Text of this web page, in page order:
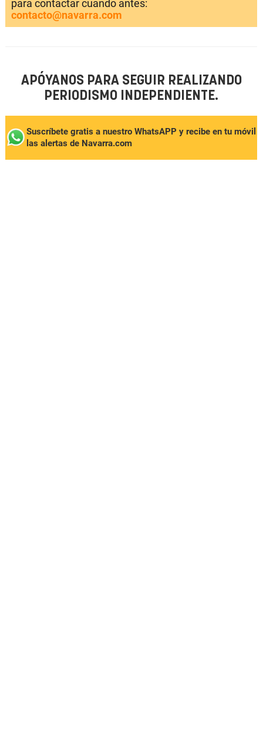
para contactar cuando antes:
contacto@navarra.com
APÓYANOS PARA SEGUIR REALIZANDO
PERIODISMO INDEPENDIENTE.
Suscríbete gratis a nuestro WhatsAPP y recibe en tu móvil
las alertas de Navarra.com